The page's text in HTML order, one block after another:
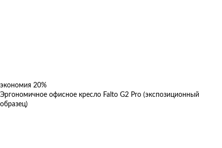
экономия 20%
Эргономичное офисное кресло Falto G2 Pro (экспозиционный
образец)